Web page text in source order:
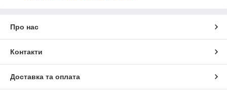
Про нас
Контакти
Доставка та оплата